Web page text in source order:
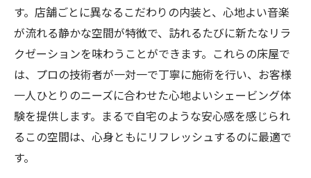
す。店舗ごとに異なるこだわりの内装と、心地よい音楽
が流れる静かな空間が特徴で、訪れるたびに新たなリラ
クゼーションを味わうことができます。これらの床屋で
は、プロの技術者が一対一で丁寧に施術を行い、お客様
一人ひとりのニーズに合わせた心地よいシェービング体
験を提供します。まるで自宅のような安心感を感じられ
るこの空間は、心身ともにリフレッシュするのに最適で
す。